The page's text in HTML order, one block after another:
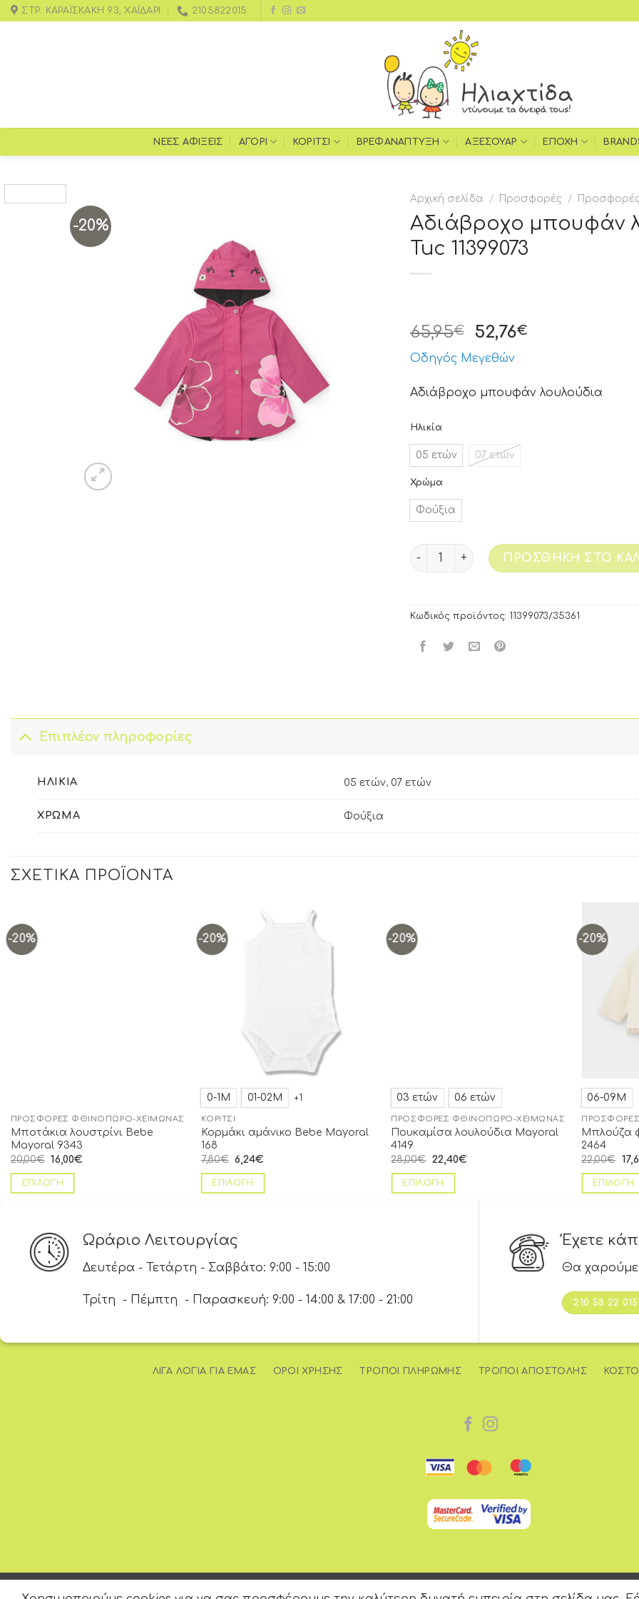
ΣΤΡ. ΚΑΡΑΪΣΚΆΚΗ 93, ΧΑΪΔΆΡΙ 2105822015
ΝΕΕΣ ΑΦΙΞΕΙΣ ΑΓΌΡΙ ΚΟΡΊΤΣΙ ΒΡΕΦΑΝΆΠΤΥΞΗ ΑΞΕΣΟΥΆΡ ΕΠΟΧΉ
-20%
Αρχική σελίδα / Προσφορές /
Αδιάβροχο μπουφάν
Tuc 11399073
65,95€ 52,76€
Οδηγός Μεγεθών
Αδιάβροχο μπουφάν λουλούδια
Ηλικία
05 ετών 07 ετών
Χρώμα
Φούξια
ΠΡΟΣΘΉΚΗ ΣΤΟ
Κωδικός προϊόντος: 11399073/35361
Επιπλέον πληροφορίες
ΗΛΙΚΊΑ 05 ετών, 07 ετών
ΧΡΏΜΑ Φούξια
ΣΧΕΤΙΚΆ ΠΡΟΪΌΝΤΑ
-20%
ΠΡΟΣΦΟΡΈΣ ΦΘΙΝΌΠΩΡΟ-ΧΕΙΜΏΝΑΣ
Μποτάκια λουστρίνι Bebe
Mayoral 9343
20,00€ 16,00€
ΕΠΙΛΟΓΉ
-20%
0-1Μ 01-02Μ +1
ΚΟΡΊΤΣΙ
Κορμάκι αμάνικο Bebe Mayoral
168
7,80€ 6,24€
ΕΠΙΛΟΓΉ
-20%
03 ετών 06 ετών
ΠΡΟΣΦΟΡΈΣ ΦΘΙΝΌΠΩΡΟ-ΧΕΙΜΏΝΑΣ
Πουκαμίσα λουλούδια Mayoral
4149
28,00€ 22,40€
ΕΠΙΛΟΓΉ
-20%
06-09Μ
Μπλούζα
2464
22,00€
ΕΠΙΛΟΓΉ
Ωράριο Λειτουργίας
Δευτέρα - Τετάρτη - Σαββάτο: 9:00 - 15:00
Τρίτη - Πέμπτη - Παρασκευή: 9:00 - 14:00 & 17:00 - 21:00
Έχετε
Θα
210 58 22 015
ΛΊΓΑ ΛΌΓΙΑ ΓΙΑ ΕΜΆΣ ΌΡΟΙ ΧΡΉΣΗΣ ΤΡΌΠΟΙ ΠΛΗΡΩΜΉΣ ΤΡΌΠΟΙ ΑΠΟΣΤΟΛΉΣ